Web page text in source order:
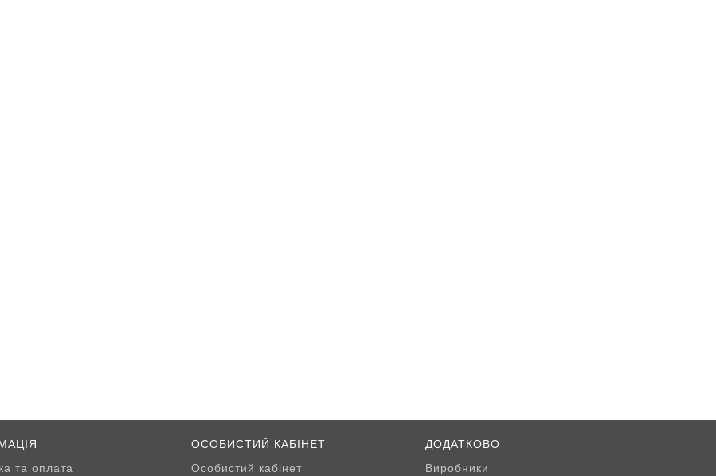
та оплата
ОСОБИСТИЙ КАБІНЕТ
Особистий кабінет
ДОДАТКОВО
Виробники